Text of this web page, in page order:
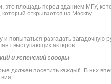
это площадь перед зданием МГУ,
открывается на Москву.
и попытаться разгадать загадочную
выступающих актеров.
и Успенский соборы
должен посетить каждый. В них